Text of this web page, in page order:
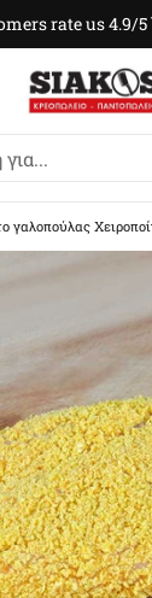
rate us 4.9/5
γαλοπούλας